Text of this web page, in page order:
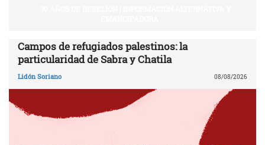
Campos de refugiados palestinos: la
particularidad de Sabra y Chatila
Lidón Soriano 08/08/2026